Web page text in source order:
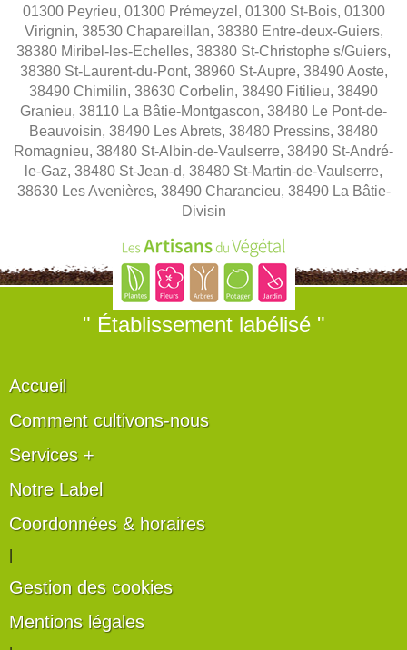
01300 Peyrieu, 01300 Prémeyzel, 01300 St-Bois, 01300
Virignin, 38530 Chapareillan, 38380 Entre-deux-Guiers,
38380 Miribel-les-Echelles, 38380 St-Christophe s/Guiers,
38380 St-Laurent-du-Pont, 38960 St-Aupre, 38490 Aoste,
38490 Chimilin, 38630 Corbelin, 38490 Fitilieu, 38490
Granieu, 38110 La Bâtie-Montgascon, 38480 Le Pont-de-
Beauvoisin, 38490 Les Abrets, 38480 Pressins, 38480
Romagnieu, 38480 St-Albin-de-Vaulserre, 38490 St-André-
le-Gaz, 38480 St-Jean-d, 38480 St-Martin-de-Vaulserre,
38630 Les Avenières, 38490 Charancieu, 38490 La Bâtie-
Divisin
" Établissement labélisé "
Accueil
Comment cultivons-nous
Services +
Notre Label
Coordonnées & horaires
Gestion des cookies
Mentions légales